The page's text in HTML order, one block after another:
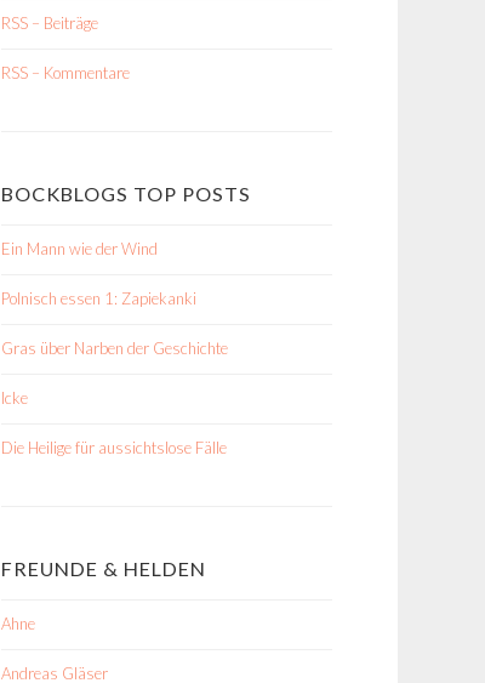
RSS – Beiträge
RSS – Kommentare
BOCKBLOGS TOP POSTS
Ein Mann wie der Wind
Polnisch essen 1: Zapiekanki
Gras über Narben der Geschichte
Icke
Die Heilige für aussichtslose Fälle
FREUNDE & HELDEN
Ahne
Andreas Gläser